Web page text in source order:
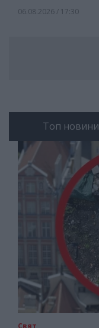
06.08.2026 / 17:30
Топ новини
Свят